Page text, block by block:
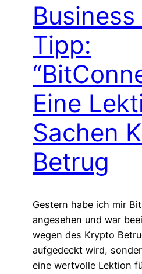
Business
Tipp:
Eine
Sachen
Betrug
Gestern habe ich mir
angesehen und war
wegen des Krypto
aufgedeckt wird,
eine wertvolle Lektion